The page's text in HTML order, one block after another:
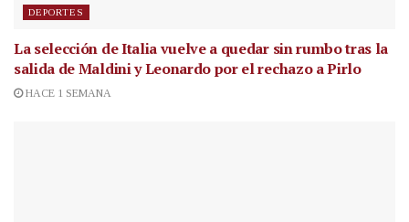
DEPORTES
La selección de Italia vuelve a quedar sin rumbo tras la
salida de Maldini y Leonardo por el rechazo a Pirlo
HACE 1 SEMANA